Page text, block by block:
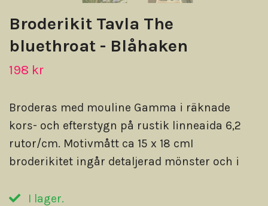
Broderikit Tavla The
bluethroat - Blåhaken
198 kr
Broderas med mouline Gamma i räknade
kors- och efterstygn på rustik linneaida 6,2
rutor/cm. Motivmått ca 15 x 18 cmI
broderikitet ingår detaljerad mönster och i
I lager.